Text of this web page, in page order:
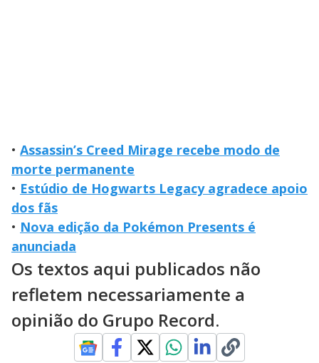
• Assassin’s Creed Mirage recebe modo de
morte permanente
• Estúdio de Hogwarts Legacy agradece apoio
dos fãs
• Nova edição da Pokémon Presents é
anunciada
Os textos aqui publicados não
refletem necessariamente a
opinião do Grupo Record.